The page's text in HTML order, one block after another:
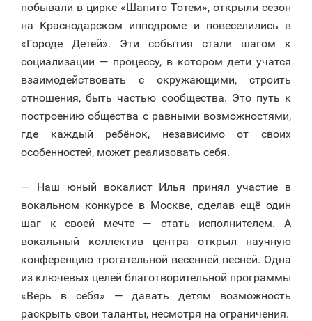
побывали в цирке «Шапито Тотем», открыли сезон
на Краснодарском ипподроме и повеселились в
«Городе Детей». Эти события стали шагом к
социализации — процессу, в котором дети учатся
взаимодействовать с окружающими, строить
отношения, быть частью сообщества. Это путь к
построению общества с равными возможностями,
где каждый ребёнок, независимо от своих
особенностей, может реализовать себя.
— Наш юный вокалист Илья принял участие в
вокальном конкурсе в Москве, сделав ещё один
шаг к своей мечте — стать исполнителем. А
вокальный коллектив центра открыл научную
конференцию трогательной весенней песней. Одна
из ключевых целей благотворительной программы
«Верь в себя» — давать детям возможность
раскрыть свои таланты, несмотря на ограничения.